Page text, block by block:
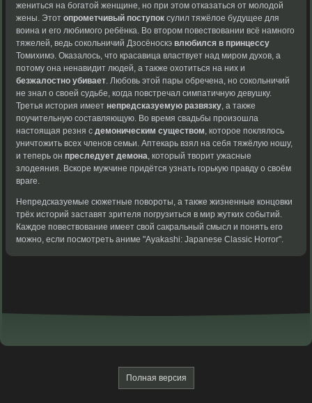
жениться на богатой женщине, но при этом отказаться от молодой
жены. Этот опрометчивый поступок сулил тяжёлое будущее для
воина и его любимого ребёнка. Во втором повествовании всё намного
тяжелей, ведь сокольничий Дзосёноскэ влюбился в принцессу
Томихимэ. Оказалось, что красавица властвует над миром духов, а
потому она ненавидит людей, а также охотиться на них и
безжалостно убивает. Любовь этой пары обречена, но сокольничий
не знал о своей судьбе, когда повстречал симпатичную девушку.
Третья история имеет непредсказуемую развязку, а также
поучительную составляющую. Во время свадьбы произошла
настоящая резня с демоническим существом, которое поклялось
уничтожить всех членов семьи. Аптекарь взял на себя тяжёлую ношу,
и теперь он преследует демона, который творит ужасные
злодеяния. Вскоре мужчине придётся узнать горькую правду о своём
враге.
Непредсказуемые сюжетные повороты, а также жизненные концовки
трёх историй заставят зрителя погрузиться в мир жутких событий.
Каждое повествование имеет свой сакральный смысл и понять его
можно, если посмотреть аниме "Ayakashi: Japanese Classic Horror".
Полная версия